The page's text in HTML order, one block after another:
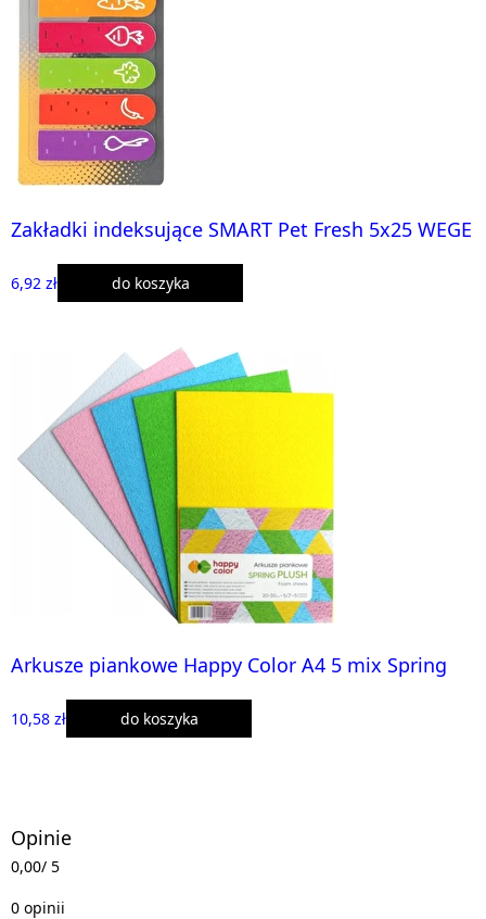
Zakładki indeksujące SMART Pet Fresh 5x25 WEGE
6,92 zł do koszyka
Arkusze piankowe Happy Color A4 5 mix Spring
10,58 zł do koszyka
Opinie
0,00/ 5
0 opinii